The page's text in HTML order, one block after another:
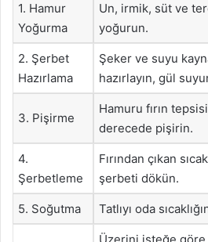
1. Hamur
Yoğurma
Un, irmik, süt ve
yoğurun.
2. Şerbet
Hazırlama
Şeker ve suyu
hazırlayın, gül
3. Pişirme
Hamuru fırın
derecede pişirin.
4.
Şerbetleme
Fırından çıkan
şerbeti dökün.
5. Soğutma Tatlıyı oda